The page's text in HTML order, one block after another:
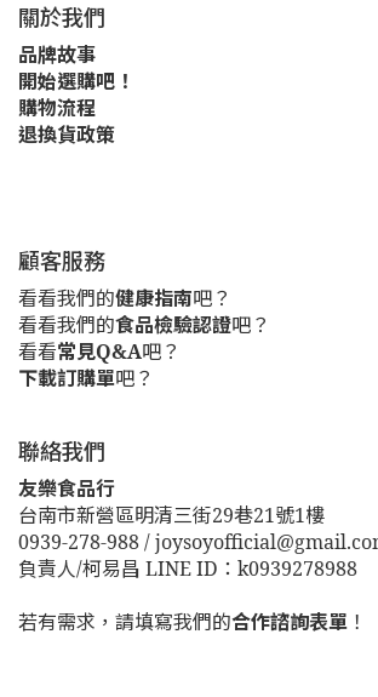
關於我們
品牌故事
開始選購吧！
購物流程
退換貨政策
顧客服務
看看我們的健康指南吧？
看看我們的食品檢驗認證吧？
看看常見Q&A吧？
下載訂購單吧？
聯絡我們
友樂食品行
台南市新營區明清三街29巷21號1樓
0939-278-988 /
負責人/柯易昌 LINE ID：k0939278988
若有需求，請填寫我們的合作諮詢表單 ！